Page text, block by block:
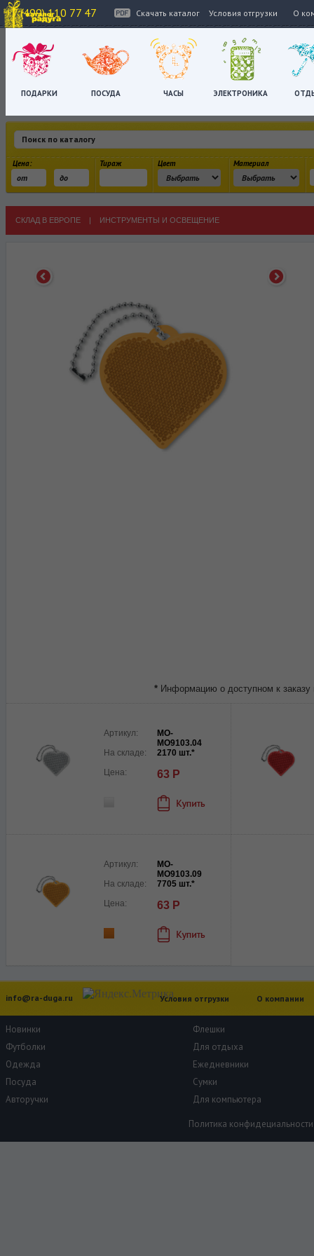
+7 (499) 110 77 47 Скачать каталог Условия отгрузки О
ПОДАРКИ ПОСУДА ЧАСЫ ЭЛЕКТРОНИКА
Цена: Тираж Цвет Материал
СКЛАД В ЕВРОПЕ | ИНСТРУМЕНТЫ И ОСВЕЩЕНИЕ
* Информацию о доступном к заказу
Артикул:
MO-
MO9103.04
На складе:
2170 шт.*
Цена:
63 Р
Артикул:
MO-
MO9103.09
На складе:
7705 шт.*
Цена:
63 Р
info@ra-duga.ru Условия отгрузки О компании
Новинки
Флешки
Футболки
Для отдыха
Одежда
Ежедневники
Посуда
Сумки
Авторучки
Для компьютера
Политика конфидециальности